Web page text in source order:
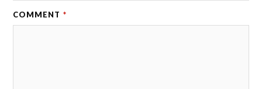
COMMENT *